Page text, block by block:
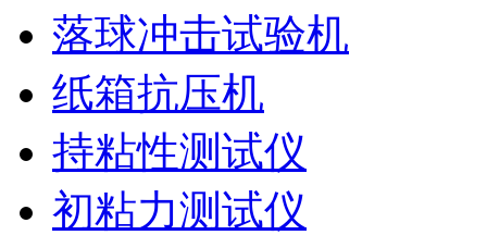
落球冲击试验机
纸箱抗压机
持粘性测试仪
初粘力测试仪